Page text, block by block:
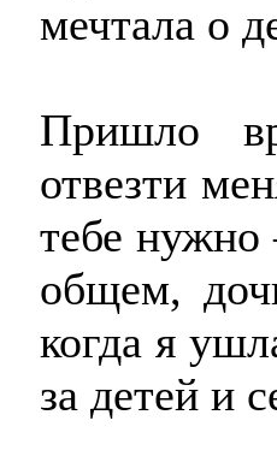
мечтала о
Пришло
отвезти
тебе нужно
общем,
когда я
за детей и